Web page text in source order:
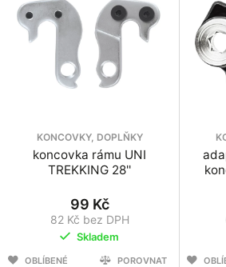
KONCOVKY, DOPLŇKY
koncovka rámu UNI
TREKKING 28''
99 Kč
82 Kč bez DPH
Skladem
OBLÍBENÉ
POROVNAT